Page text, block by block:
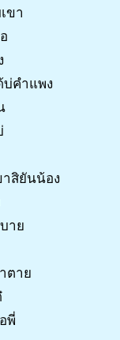
ขา
บ่คำแพง
าสิยันน้อง
าย
ตาย
พี่